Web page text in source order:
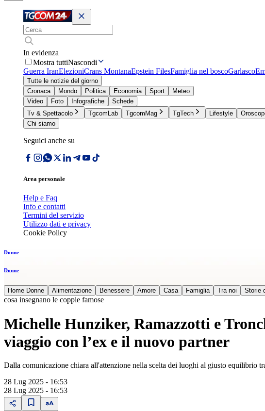
In evidenza
Mostra tuttiNascondi
Guerra IranElezioniCrans MontanaEpstein FilesFamiglia nel boscoGarlasco
Tutte le notizie del giorno
Cronaca
Mondo Politica Economia Sport
Meteo
Video
Foto Infografiche
Schede
Tv & Spettacolo
TgcomLab TgcomMag TgTech Lifestyle
Chi siamo
Seguici anche su
Area personale
Help e Faq
Info e contatti
Termini del servizio
Utilizzo dati e privacy
Cookie Policy
Donne
Donne
Home Donne Alimentazione Benessere Amore Casa Famiglia Tra noi Storie
cosa insegnano le coppie famose
Michelle Hunziker, Ramazzotti e
viaggio con l’ex e il nuovo partner
Dalla comunicazione chiara all'attenzione nella scelta dei luoghi al giusto equilibrio
28 Lug 2025 - 16:53
28 Lug 2025 - 16:53